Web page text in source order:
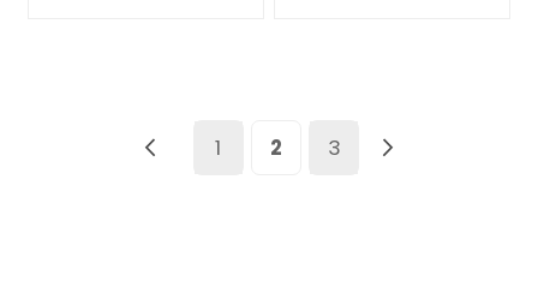
Pagina
VorigePagina
1 U lees momenteel pagina
2 Pagina
3